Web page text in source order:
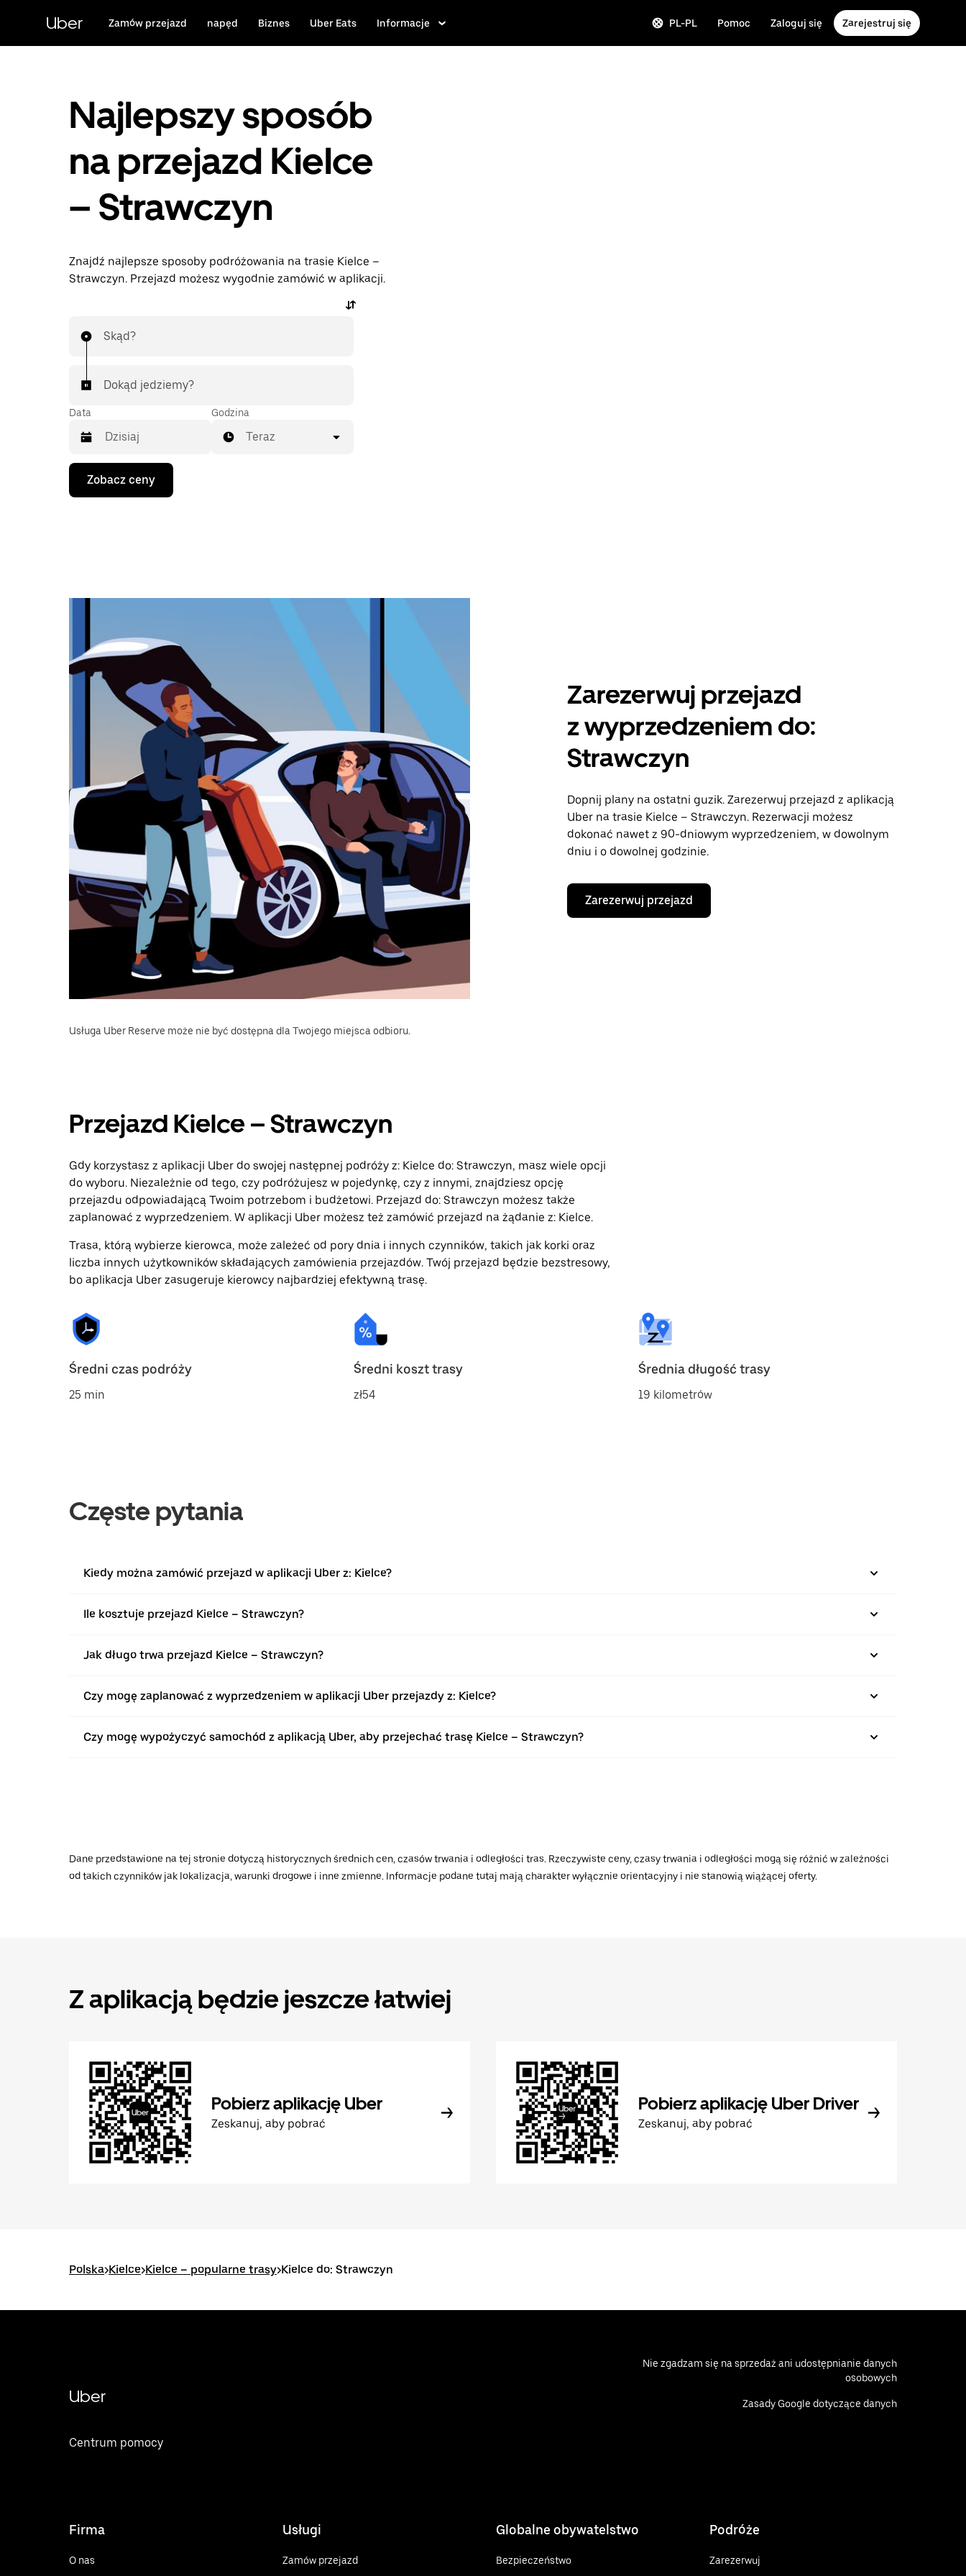
zawartości
Uber Zamów przejazd napęd Biznes Uber Eats Informacje PL-PL Pomoc Zaloguj się Zarejestruj się
Najlepszy sposób
na przejazd Kielce
– Strawczyn
Znajdź najlepsze sposoby podróżowania na trasie Kielce –
Strawczyn. Przejazd możesz wygodnie zamówić w aplikacji.
Skąd?
Dokąd jedziemy?
Data
Naciśnij
klawisz
strzałki
Naciśnij
zamknąć
kalendarz.
Godzina
Teraz
Zobacz ceny
Zarezerwuj przejazd
z wyprzedzeniem do:
Strawczyn
Dopnij plany na ostatni guzik. Zarezerwuj przejazd z aplikacją
Uber na trasie Kielce – Strawczyn. Rezerwacji możesz
dokonać nawet z 90-dniowym wyprzedzeniem, w dowolnym
dniu i o dowolnej godzinie.
Zarezerwuj przejazd
Usługa Uber Reserve może nie być dostępna dla Twojego miejsca odbioru.
Przejazd Kielce – Strawczyn
Gdy korzystasz z aplikacji Uber do swojej następnej podróży z: Kielce do: Strawczyn, masz wiele opcji
do wyboru. Niezależnie od tego, czy podróżujesz w pojedynkę, czy z innymi, znajdziesz opcję
przejazdu odpowiadającą Twoim potrzebom i budżetowi. Przejazd do: Strawczyn możesz także
zaplanować z wyprzedzeniem. W aplikacji Uber możesz też zamówić przejazd na żądanie z: Kielce.
Trasa, którą wybierze kierowca, może zależeć od pory dnia i innych czynników, takich jak korki oraz
liczba innych użytkowników składających zamówienia przejazdów. Twój przejazd będzie bezstresowy,
bo aplikacja Uber zasugeruje kierowcy najbardziej efektywną trasę.
Średni czas podróży
25 min
Średni koszt trasy
zł54
Średnia długość trasy
19 kilometrów
Częste pytania
Kiedy można zamówić przejazd w aplikacji Uber z: Kielce?
Ile kosztuje przejazd Kielce – Strawczyn?
Jak długo trwa przejazd Kielce – Strawczyn?
Czy mogę zaplanować z wyprzedzeniem w aplikacji Uber przejazdy z: Kielce?
Czy mogę wypożyczyć samochód z aplikacją Uber, aby przejechać trasę Kielce – Strawczyn?
Dane przedstawione na tej stronie dotyczą historycznych średnich cen, czasów trwania i odległości tras. Rzeczywiste ceny, czasy trwania i odległości mogą się różnić w zależności
od takich czynników jak lokalizacja, warunki drogowe i inne zmienne. Informacje podane tutaj mają charakter wyłącznie orientacyjny i nie stanowią wiążącej oferty.
Z aplikacją będzie jeszcze łatwiej
Pobierz aplikację Uber
Zeskanuj, aby pobrać
Pobierz aplikację Uber Driver
Zeskanuj, aby pobrać
Polska>Kielce>Kielce – popularne trasy>Kielce do: Strawczyn
Uber
Centrum pomocy
Nie zgadzam się na sprzedaż ani udostępnianie danych
osobowych
Zasady Google dotyczące danych
Firma
O nas
Usługi
Zamów przejazd
Globalne obywatelstwo
Bezpieczeństwo
Podróże
Zarezerwuj